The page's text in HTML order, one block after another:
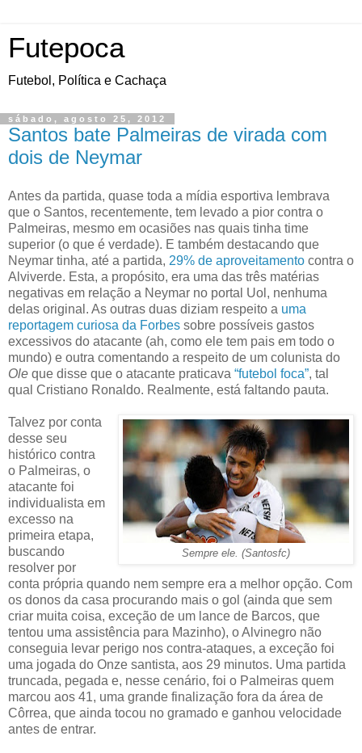
Futepoca
Futebol, Política e Cachaça
sábado, agosto 25, 2012
Santos bate Palmeiras de virada com
dois de Neymar
Antes da partida, quase toda a mídia esportiva lembrava
que o Santos, recentemente, tem levado a pior contra o
Palmeiras, mesmo em ocasiões nas quais tinha time
superior (o que é verdade). E também destacando que
Neymar tinha, até a partida, 29% de aproveitamento contra o
Alviverde. Esta, a propósito, era uma das três matérias
negativas em relação a Neymar no portal Uol, nenhuma
delas original. As outras duas diziam respeito a uma
reportagem curiosa da Forbes sobre possíveis gastos
excessivos do atacante (ah, como ele tem pais em todo o
mundo) e outra comentando a respeito de um colunista do
Ole que disse que o atacante praticava “futebol foca”, tal
qual Cristiano Ronaldo. Realmente, está faltando pauta.
Sempre ele. (Santosfc)
Talvez por conta
desse seu
histórico contra
o Palmeiras, o
atacante foi
individualista em
excesso na
primeira etapa,
buscando
resolver por
conta própria quando nem sempre era a melhor opção. Com
os donos da casa procurando mais o gol (ainda que sem
criar muita coisa, exceção de um lance de Barcos, que
tentou uma assistência para Mazinho), o Alvinegro não
conseguia levar perigo nos contra-ataques, a exceção foi
uma jogada do Onze santista, aos 29 minutos. Uma partida
truncada, pegada e, nesse cenário, foi o Palmeiras quem
marcou aos 41, uma grande finalização fora da área de
Côrrea, que ainda tocou no gramado e ganhou velocidade
antes de entrar.